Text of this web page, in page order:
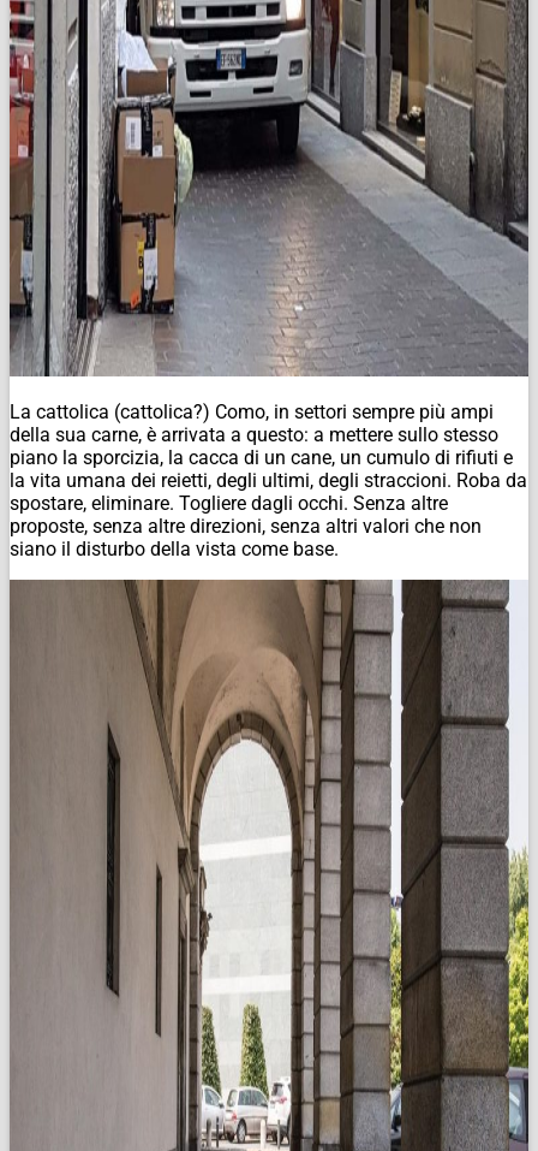
La cattolica (cattolica?) Como, in settori sempre più ampi
della sua carne, è arrivata a questo: a mettere sullo stesso
piano la sporcizia, la cacca di un cane, un cumulo di rifiuti e
la vita umana dei reietti, degli ultimi, degli straccioni. Roba da
spostare, eliminare. Togliere dagli occhi. Senza altre
proposte, senza altre direzioni, senza altri valori che non
siano il disturbo della vista come base.